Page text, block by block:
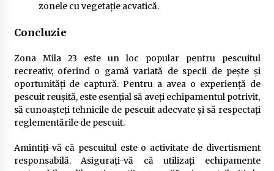
zonele cu vegetație acvatică.
Concluzie
Zona Mila 23 este un loc popular pentru pescuitul
recreativ, oferind o gamă variată de specii de pește și
oportunități de captură. Pentru a avea o experiență de
pescuit reușită, este esențial să aveți echipamentul potrivit,
să cunoașteți tehnicile de pescuit adecvate și să respectați
reglementările de pescuit.
Amintiți-vă că pescuitul este o activitate de divertisment
responsabilă. Asigurați-vă că utilizați echipamente